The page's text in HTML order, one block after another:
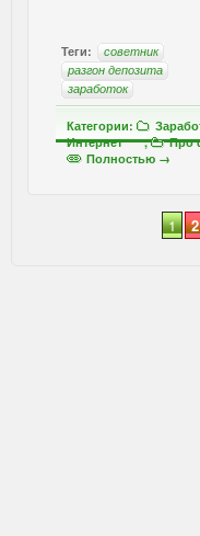
Теги:
советник
разгон депозита
заработок
Категории:
Интернет
,
Про
Полностью →
1 2